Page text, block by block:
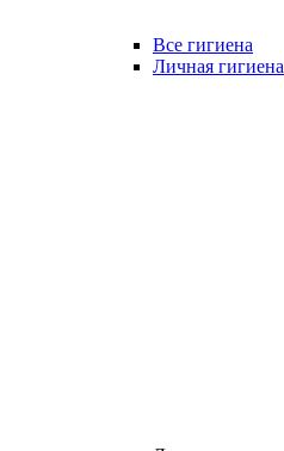
Все гигиена
Личная гигиена